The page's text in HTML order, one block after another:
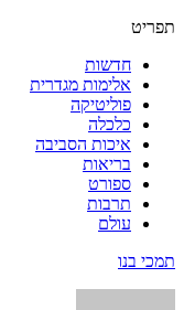
תפריט
חדשות
אלימות מגדרית
פוליטיקה
כלכלה
איכות הסביבה
בריאות
ספורט
תרבות
עולם
תמכי בנו